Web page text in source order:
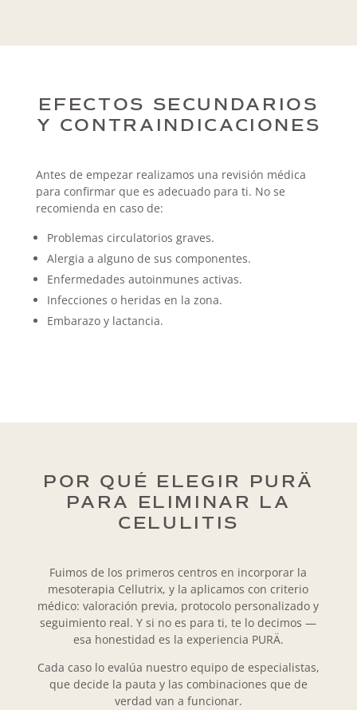
EFECTOS SECUNDARIOS
Y CONTRAINDICACIONES
Antes de empezar realizamos una revisión médica
para confirmar que es adecuado para ti. No se
recomienda en caso de:
Problemas circulatorios graves.
Alergia a alguno de sus componentes.
Enfermedades autoinmunes activas.
Infecciones o heridas en la zona.
Embarazo y lactancia.
POR QUÉ ELEGIR PURÄ
PARA ELIMINAR LA
CELULITIS
Fuimos de los primeros centros en incorporar la
mesoterapia Cellutrix, y la aplicamos con criterio
médico: valoración previa, protocolo personalizado y
seguimiento real. Y si no es para ti, te lo decimos —
esa honestidad es la experiencia PURÄ.
Cada caso lo evalúa nuestro equipo de especialistas,
que decide la pauta y las combinaciones que de
verdad van a funcionar.